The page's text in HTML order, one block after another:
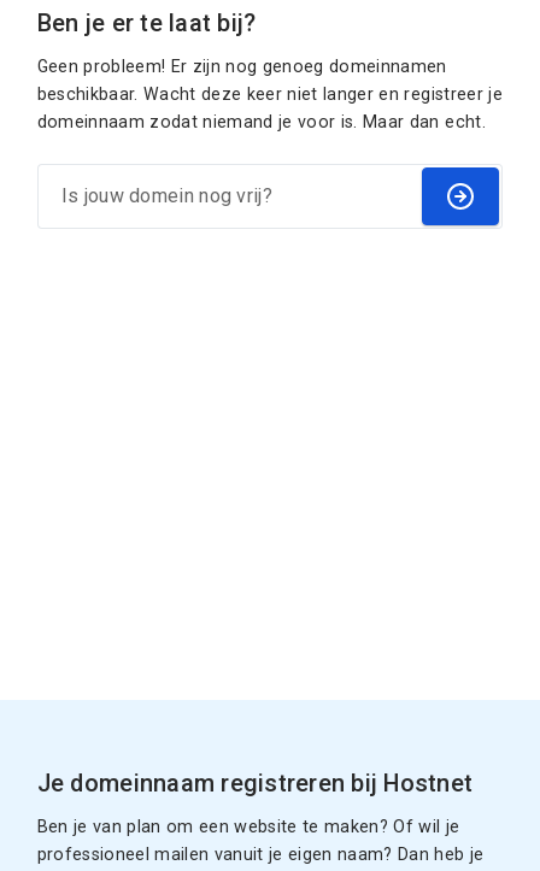
Ben je er te laat bij?
Geen probleem! Er zijn nog genoeg domeinnamen
beschikbaar. Wacht deze keer niet langer en registreer je
domeinnaam zodat niemand je voor is. Maar dan echt.
Je domeinnaam registreren bij Hostnet
Ben je van plan om een website te maken? Of wil je
professioneel mailen vanuit je eigen naam? Dan heb je